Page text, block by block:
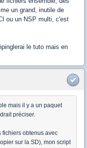
un grand, inutile de
ou un NSP multi, c'est
le tuto mais en
mais il y a un paquet
préciser.
fichiers obtenus avec
sur la SD), mon script